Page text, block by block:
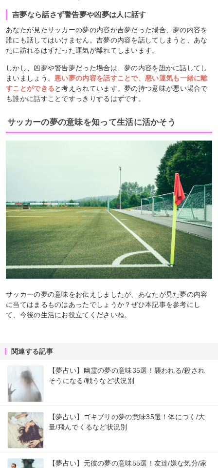
吉夢なら話さず警告夢や凶夢は人に話す
あなたが見たサッカーの夢の内容が吉夢だった場合、夢の内容を
誰にも話してはいけません。吉夢の内容を話してしまうと、あな
たに訪れるはずだった運気が離れてしまいます。
しかし、凶夢や警告夢だった場合は、夢の内容を誰かに話してし
まいましょう。悪い夢の内容を話すことで、悪い運気も一緒に離
すことができると考えられています。夢の持つ意味が悪い場合で
も誰かに話すことですっきりするはずです。
サッカーの夢の意味を知って生活に活かそう
サッカーの夢の意味をお伝えしましたが、あなたが見た夢の内容
に当てはまるものはあったでしょうか？ぜひ本記事を参考にし
て、今後の生活にお役立てくださいね。
関連する記事
【夢占い】幽霊の夢の意味35選！襲われる/殺され
そうになる/戦うなど状況別
【夢占い】ゴキブリの夢の意味35選！体につく/大
量/飛んでくるなど状況別
【夢占い】元彼の夢の意味55選！友達/嫌な気分/家